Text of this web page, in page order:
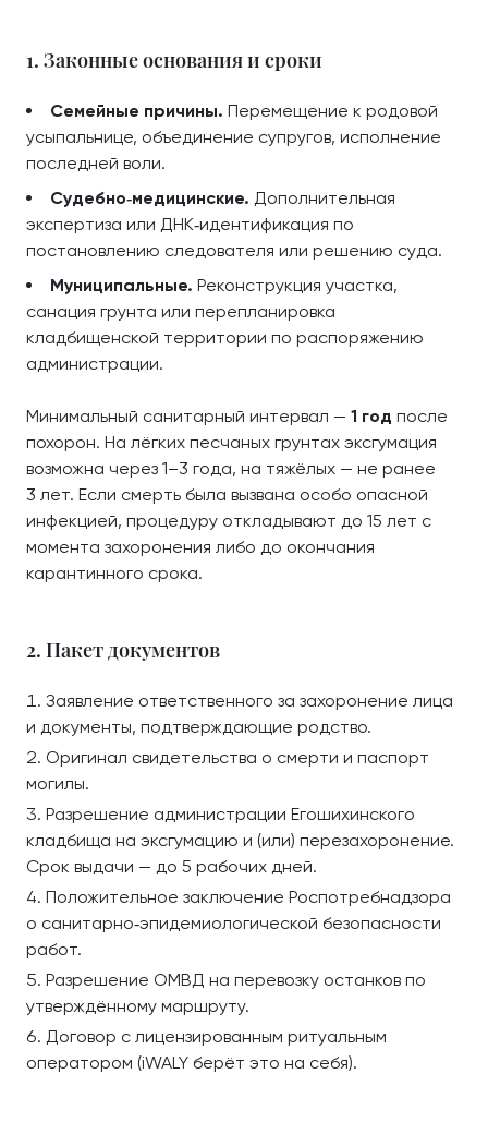
1. Законные основания и сроки
Семейные причины. Перемещение к родовой
усыпальнице, объединение супругов, исполнение
последней воли.
Судебно‑медицинские. Дополнительная
экспертиза или ДНК‑идентификация по
постановлению следователя или решению суда.
Муниципальные. Реконструкция участка,
санация грунта или перепланировка
кладбищенской территории по распоряжению
администрации.
Минимальный санитарный интервал — 1 год после
похорон. На лёгких песчаных грунтах эксгумация
возможна через 1–3 года, на тяжёлых — не ранее
3 лет. Если смерть была вызвана особо опасной
инфекцией, процедуру откладывают до 15 лет с
момента захоронения либо до окончания
карантинного срока.
2. Пакет документов
Заявление ответственного за захоронение лица
и документы, подтверждающие родство.
Оригинал свидетельства о смерти и паспорт
могилы.
Разрешение администрации Егошихинского
кладбища на эксгумацию и (или) перезахоронение.
Срок выдачи — до 5 рабочих дней.
Положительное заключение Роспотребнадзора
о санитарно‑эпидемиологической безопасности
работ.
Разрешение ОМВД на перевозку останков по
утверждённому маршруту.
Договор с лицензированным ритуальным
оператором (iWALY берёт это на себя).